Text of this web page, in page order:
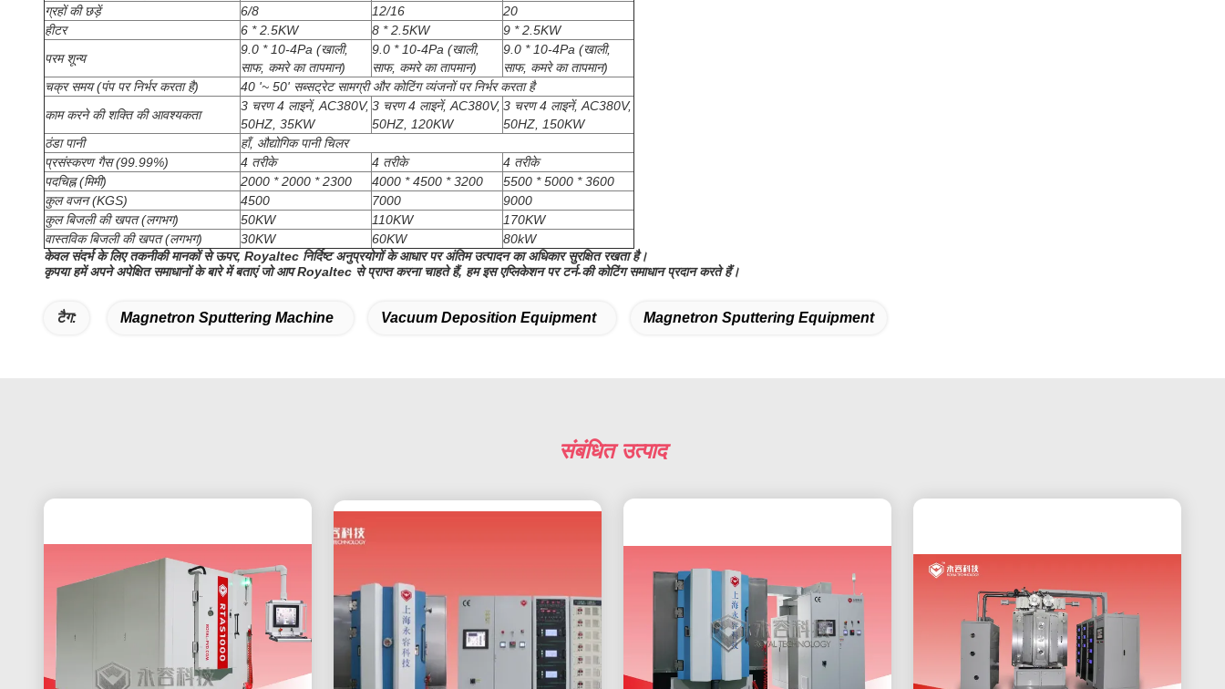
ग्रहों की छड़ें
6/8 12/16
20
हीटर
6 * 2.5KW 8 * 2.5KW
9 * 2.5KW
परम शून्य
9.0 * 10-4Pa (खाली,
साफ, कमरे का तापमान)
9.0 * 10-4Pa (खाली,
साफ, कमरे का तापमान)
9.0 * 10-4Pa (खाली,
साफ, कमरे का तापमान)
चक्र समय (पंप पर निर्भर करता है)
40 '~ 50' सब्सट्रेट सामग्री और कोटिंग व्यंजनों पर निर्भर करता है
काम करने की शक्ति की आवश्यकता
3 चरण 4 लाइनें, AC380V,
50HZ, 35KW
3 चरण 4 लाइनें, AC380V,
50HZ, 120KW
3 चरण 4 लाइनें, AC380V,
50HZ, 150KW
ठंडा पानी
हाँ, औद्योगिक पानी चिलर
प्रसंस्करण गैस (99.99%)
4 तरीके 4 तरीके
4 तरीके
पदचिह्न (मिमी)
2000 * 2000 * 2300 4000 * 4500 * 3200
5500 * 5000 * 3600
कुल वजन (KGS)
4500 7000
9000
कुल बिजली की खपत (लगभग)
50KW 110KW
170KW
वास्तविक बिजली की खपत (लगभग)
30KW 60KW
80kW
केवल संदर्भ के लिए तकनीकी मानकों से ऊपर, Royaltec निर्दिष्ट अनुप्रयोगों के आधार पर अंतिम उत्पादन का अधिकार सुरक्षित रखता है।
कृपया हमें अपने अपेक्षित समाधानों के बारे में बताएं जो आप Royaltec से प्राप्त करना चाहते हैं, हम इस एप्लिकेशन पर टर्न-की कोटिंग समाधान प्रदान करते हैं।
टैग: Magnetron Sputtering Machine Vacuum Deposition Equipment Magnetron Sputtering Equipment
संबंधित उत्पाद